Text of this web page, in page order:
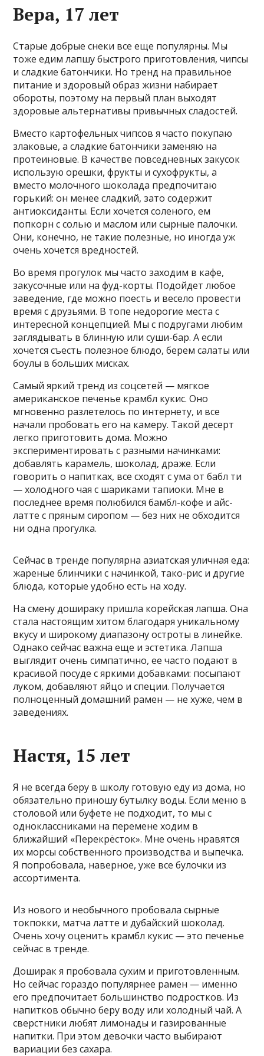
Вера, 17 лет
Старые добрые снеки все еще популярны. Мы
тоже едим лапшу быстрого приготовления, чипсы
и сладкие батончики. Но тренд на правильное
питание и здоровый образ жизни набирает
обороты, поэтому на первый план выходят
здоровые альтернативы привычных сладостей.
Вместо картофельных чипсов я часто покупаю
злаковые, а сладкие батончики заменяю на
протеиновые. В качестве повседневных закусок
использую орешки, фрукты и сухофрукты, а
вместо молочного шоколада предпочитаю
горький: он менее сладкий, зато содержит
антиоксиданты. Если хочется соленого, ем
попкорн с солью и маслом или сырные палочки.
Они, конечно, не такие полезные, но иногда уж
очень хочется вредностей.
Во время прогулок мы часто заходим в кафе,
закусочные или на фуд-корты. Подойдет любое
заведение, где можно поесть и весело провести
время с друзьями. В топе недорогие места с
интересной концепцией. Мы с подругами любим
заглядывать в блинную или суши-бар. А если
хочется съесть полезное блюдо, берем салаты или
боулы в больших мисках.
Самый яркий тренд из соцсетей — мягкое
американское печенье крамбл кукис. Оно
мгновенно разлетелось по интернету, и все
начали пробовать его на камеру. Такой десерт
легко приготовить дома. Можно
экспериментировать с разными начинками:
добавлять карамель, шоколад, драже. Если
говорить о напитках, все сходят с ума от бабл ти
— холодного чая с шариками тапиоки. Мне в
последнее время полюбился бамбл-кофе и айс-
латте с пряным сиропом — без них не обходится
ни одна прогулка.
Сейчас в тренде популярна азиатская уличная еда:
жареные блинчики с начинкой, тако-рис и другие
блюда, которые удобно есть на ходу.
На смену дошираку пришла корейская лапша. Она
стала настоящим хитом благодаря уникальному
вкусу и широкому диапазону остроты в линейке.
Однако сейчас важна еще и эстетика. Лапша
выглядит очень симпатично, ее часто подают в
красивой посуде с яркими добавками: посыпают
луком, добавляют яйцо и специи. Получается
полноценный домашний рамен — не хуже, чем в
заведениях.
Настя, 15 лет
Я не всегда беру в школу готовую еду из дома, но
обязательно приношу бутылку воды. Если меню в
столовой или буфете не подходит, то мы с
одноклассниками на перемене ходим в
ближайший «Перекрёсток». Мне очень нравятся
их морсы собственного производства и выпечка.
Я попробовала, наверное, уже все булочки из
ассортимента.
Из нового и необычного пробовала сырные
токпокки, матча латте и дубайский шоколад.
Очень хочу оценить крамбл кукис — это печенье
сейчас в тренде.
Доширак я пробовала сухим и приготовленным.
Но сейчас гораздо популярнее рамен — именно
его предпочитает большинство подростков. Из
напитков обычно беру воду или холодный чай. А
сверстники любят лимонады и газированные
напитки. При этом девочки часто выбирают
вариации без сахара.